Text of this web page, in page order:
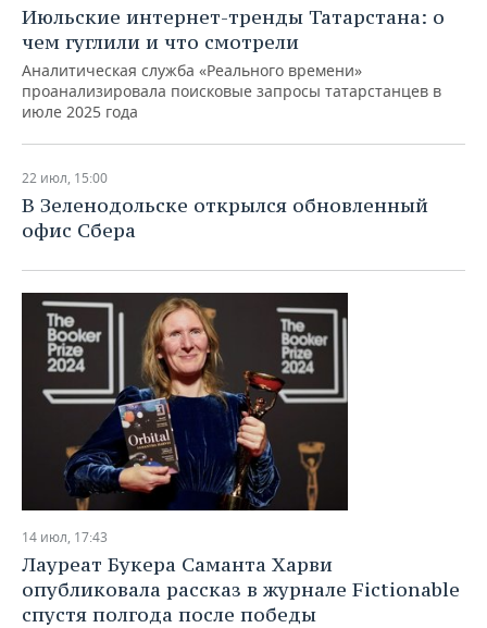
Июльские интернет-тренды Татарстана: о
чем гуглили и что смотрели
Аналитическая служба «Реального времени»
проанализировала поисковые запросы татарстанцев в
июле 2025 года
22 июл, 15:00
В Зеленодольске открылся обновленный
офис Сбера
14 июл, 17:43
Лауреат Букера Саманта Харви
опубликовала рассказ в журнале Fictionable
спустя полгода после победы